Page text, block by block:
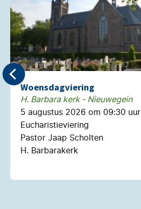
Woensdagviering
H. Barbara kerk - Nieuwegein
5 augustus 2026 om 09:30 uur
Eucharistieviering
Pastor Jaap Scholten
H. Barbarakerk